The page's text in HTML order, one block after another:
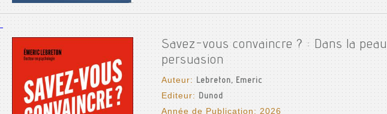
Savez-vous convaincre ? : Dans la
persuasion
Auteur: Lebreton, Emeric
Editeur:Dunod
Année de Publication: 2026